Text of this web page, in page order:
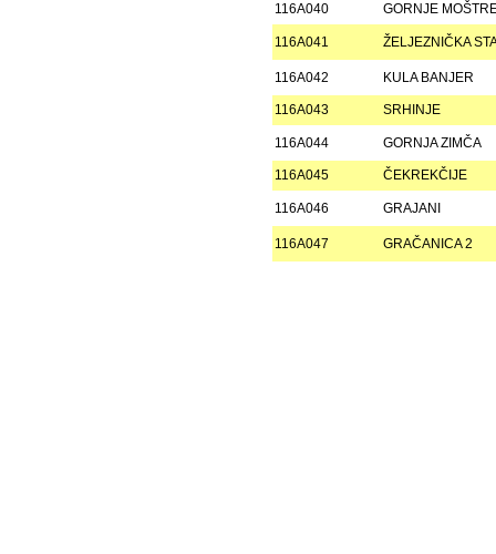
116A040 GORNJE
116A041 ŽELJEZNIČKA
116A042 KULA BANJER
116A043 SRHINJE
116A044 GORNJA ZIMČA
116A045 ČEKREKČIJE
116A046 GRAJANI
116A047 GRAČANICA 2